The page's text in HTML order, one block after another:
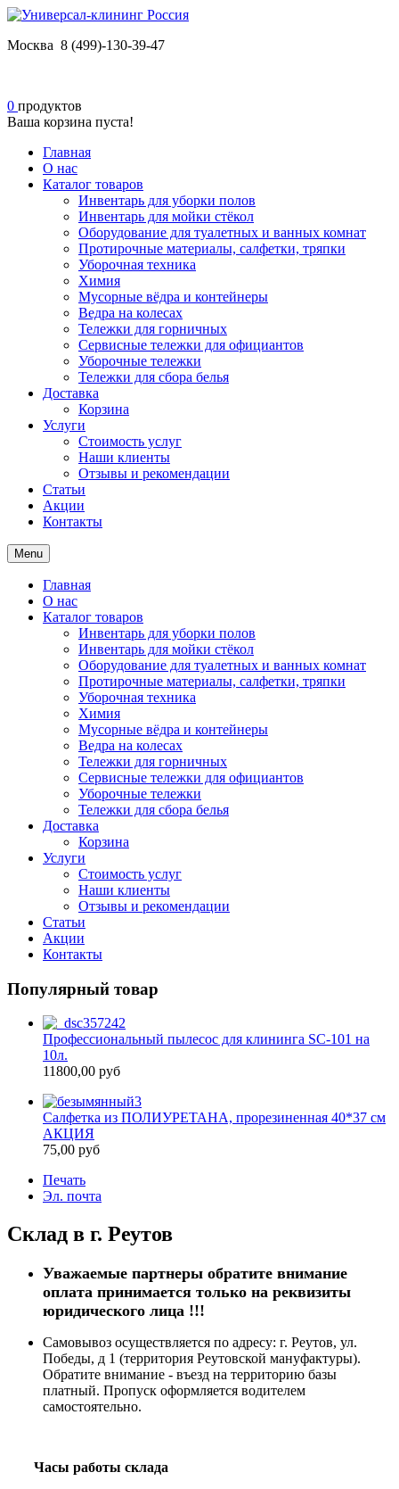
Москва 8 (499)-130-39-47
0 продуктов
Ваша корзина пуста!
Главная
О нас
Каталог товаров
Инвентарь для уборки полов
Инвентарь для мойки стёкол
Оборудование для туалетных и ванных комнат
Протирочные материалы, салфетки, тряпки
Уборочная техника
Химия
Мусорные вёдра и контейнеры
Ведра на колесах
Тележки для горничных
Сервисные тележки для официантов
Уборочные тележки
Тележки для сбора белья
Доставка
Корзина
Услуги
Стоимость услуг
Наши клиенты
Отзывы и рекомендации
Статьи
Акции
Контакты
Menu
Главная
О нас
Каталог товаров
Инвентарь для уборки полов
Инвентарь для мойки стёкол
Оборудование для туалетных и ванных комнат
Протирочные материалы, салфетки, тряпки
Уборочная техника
Химия
Мусорные вёдра и контейнеры
Ведра на колесах
Тележки для горничных
Сервисные тележки для официантов
Уборочные тележки
Тележки для сбора белья
Доставка
Корзина
Услуги
Стоимость услуг
Наши клиенты
Отзывы и рекомендации
Статьи
Акции
Контакты
Популярный товар
Профессиональный пылесос для клининга SC-101 на
10л.
11800,00 руб
Салфетка из ПОЛИУРЕТАНА, прорезиненная 40*37 см
АКЦИЯ
75,00 руб
Печать
Эл. почта
Склад в г. Реутов
Уважаемые партнеры обратите внимание
оплата принимается только на реквизиты
юридического лица !!!
Самовывоз осуществляется по адресу: г. Реутов, ул.
Победы, д 1 (территория Реутовской мануфактуры).
Обратите внимание - въезд на территорию базы
платный. Пропуск оформляется водителем
самостоятельно.
Часы работы склада